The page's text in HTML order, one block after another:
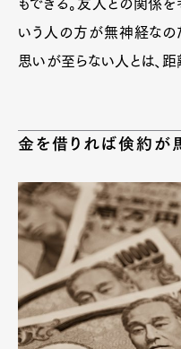
もできる。友人との関係を
いう人の方が無神経なの
思いが至らない人とは、
金を借りれば倹約が